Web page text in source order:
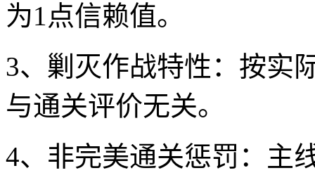
为1点信赖值。
3、剿灭作战特性：按实
与通关评价无关。
4、非完美通关惩罚：主